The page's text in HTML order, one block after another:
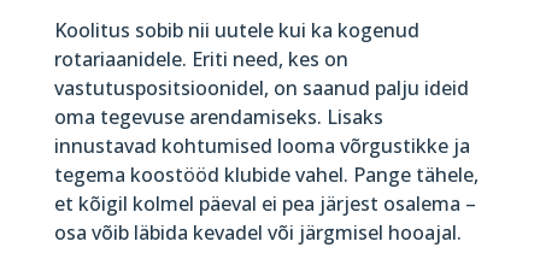
Koolitus sobib nii uutele kui ka kogenud
rotariaanidele. Eriti need, kes on
vastutuspositsioonidel, on saanud palju ideid
oma tegevuse arendamiseks. Lisaks
innustavad kohtumised looma võrgustikke ja
tegema koostööd klubide vahel. Pange tähele,
et kõigil kolmel päeval ei pea järjest osalema –
osa võib läbida kevadel või järgmisel hooajal.